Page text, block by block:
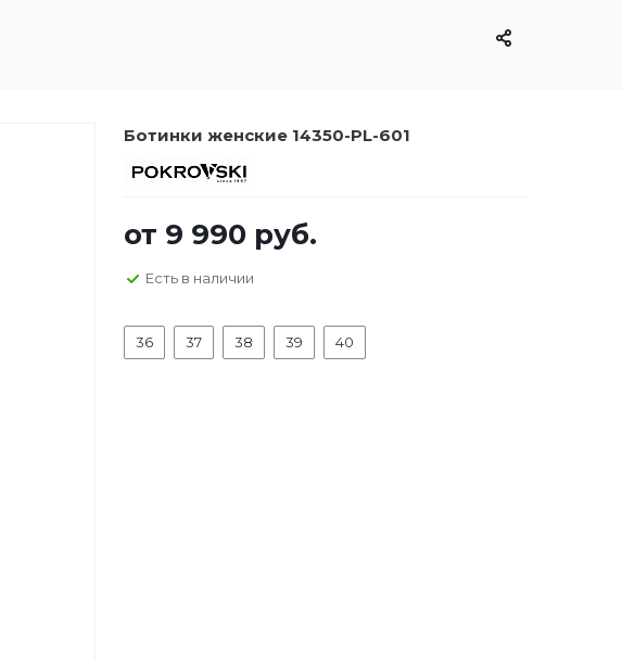
Ботинки женские 14350-PL-601
от 9 990 руб.
Есть в наличии
36 37 38 39 40